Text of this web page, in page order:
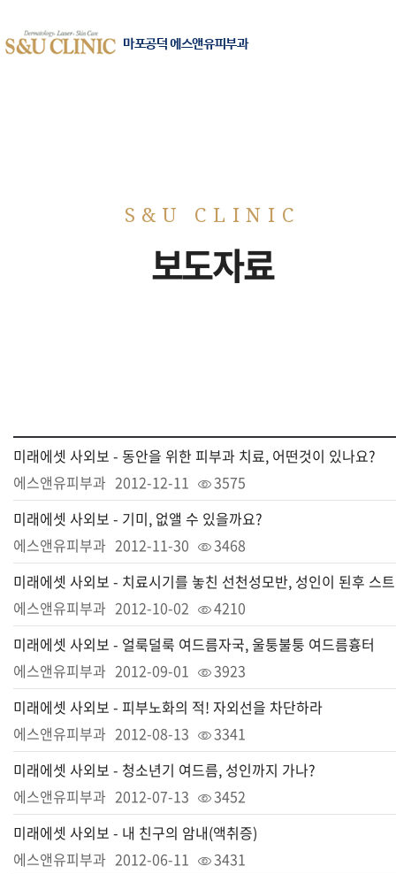
마포공덕 에스앤유피부과
보도자료
미래에셋 사외보 - 동안을 위한 피부과 치료, 어떤것이 있나요?
에스앤유피부과 2012-12-11
3575
미래에셋 사외보 - 기미, 없앨 수 있을까요?
에스앤유피부과 2012-11-30
3468
에스앤유피부과 2012-10-02
4210
미래에셋 사외보 - 얼룩덜룩 여드름자국, 울퉁불퉁 여드름흉터
에스앤유피부과 2012-09-01
3923
미래에셋 사외보 - 피부노화의 적! 자외선을 차단하라
에스앤유피부과 2012-08-13
3341
미래에셋 사외보 - 청소년기 여드름, 성인까지 가나?
에스앤유피부과 2012-07-13
3452
미래에셋 사외보 - 내 친구의 암내(액취증)
에스앤유피부과 2012-06-11
3431